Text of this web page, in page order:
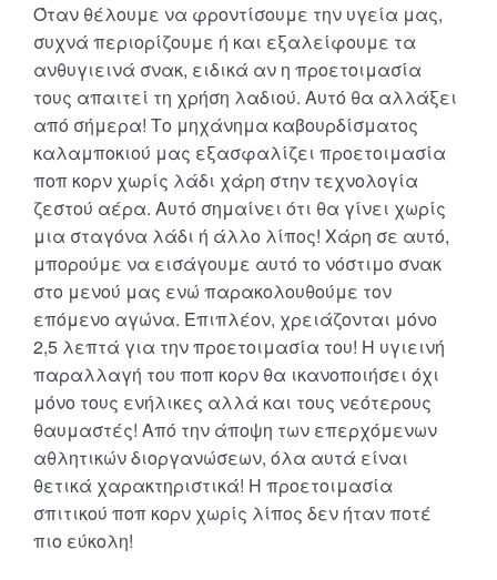
Όταν θέλουμε να φροντίσουμε την υγεία μας,
συχνά περιορίζουμε ή και εξαλείφουμε τα
ανθυγιεινά σνακ, ειδικά αν η προετοιμασία
τους απαιτεί τη χρήση λαδιού. Αυτό θα αλλάξει
από σήμερα! Το μηχάνημα καβουρδίσματος
καλαμποκιού μας εξασφαλίζει προετοιμασία
ποπ κορν χωρίς λάδι χάρη στην τεχνολογία
ζεστού αέρα. Αυτό σημαίνει ότι θα γίνει χωρίς
μια σταγόνα λάδι ή άλλο λίπος! Χάρη σε αυτό,
μπορούμε να εισάγουμε αυτό το νόστιμο σνακ
στο μενού μας ενώ παρακολουθούμε τον
επόμενο αγώνα. Επιπλέον, χρειάζονται μόνο
2,5 λεπτά για την προετοιμασία του! Η υγιεινή
παραλλαγή του ποπ κορν θα ικανοποιήσει όχι
μόνο τους ενήλικες αλλά και τους νεότερους
θαυμαστές! Από την άποψη των επερχόμενων
αθλητικών διοργανώσεων, όλα αυτά είναι
θετικά χαρακτηριστικά! Η προετοιμασία
σπιτικού ποπ κορν χωρίς λίπος δεν ήταν ποτέ
πιο εύκολη!